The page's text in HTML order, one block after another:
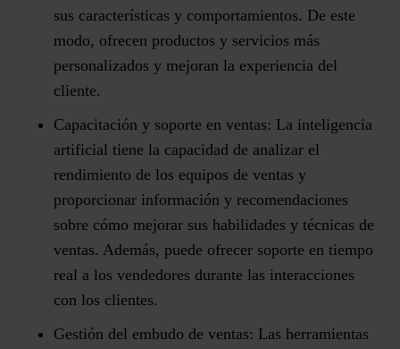
sus características y comportamientos. De este
modo, ofrecen productos y servicios más
personalizados y mejoran la experiencia del
cliente.
Capacitación y soporte en ventas: La inteligencia
artificial tiene la capacidad de analizar el
rendimiento de los equipos de ventas y
proporcionar información y recomendaciones
sobre cómo mejorar sus habilidades y técnicas de
ventas. Además, puede ofrecer soporte en tiempo
real a los vendedores durante las interacciones
con los clientes.
Gestión del embudo de ventas: Las herramientas